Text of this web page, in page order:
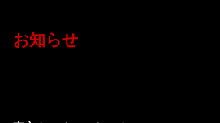
お知らせ